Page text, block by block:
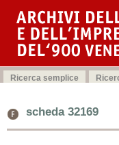
scheda 32169